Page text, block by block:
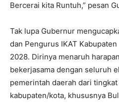
Bercerai kita Runtuh,” pesan
Tak lupa Gubernur
dan Pengurus IKAT
2028. Dirinya menaruh
bekerjasama dengan seluruh
pemerintah daerah dari
kabupaten/kota, khususnya